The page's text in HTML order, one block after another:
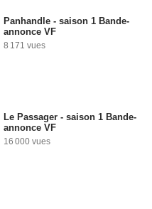
Panhandle - saison 1 Bande-
annonce VF
8 171 vues
Le Passager - saison 1 Bande-
annonce VF
16 000 vues